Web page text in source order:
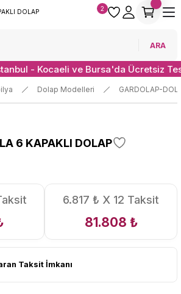
ARA
2
- Kocaeli ve Bursa'da Ücretsiz
Dolap Modelleri GARDOLAP-
6 KAPAKLI DOLAP
6.817 ₺ X 12 Taksit
81.808 ₺
Taksit İmkanı